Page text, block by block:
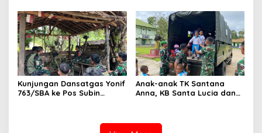
Sekolah SD 1 Inpres
Kumurkek
Kunjungan Dansatgas Yonif
763/SBA ke Pos Subin
Anak-anak TK Santana
Anna, KB Santa Lucia dan